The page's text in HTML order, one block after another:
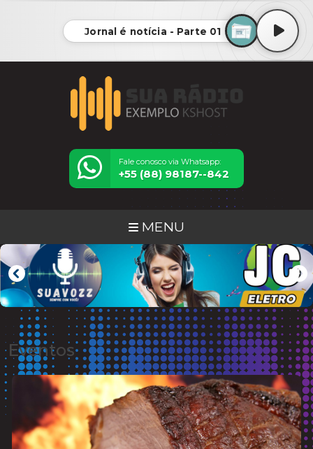
Jornal é notícia - Parte 01
Fale conosco via Whatsapp:
+55 (88) 98187--842
MENU
Eventos